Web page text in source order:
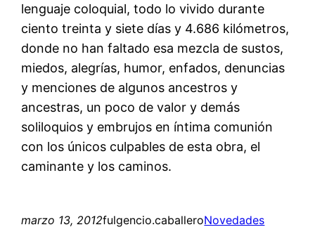
lenguaje coloquial, todo lo vivido durante
ciento treinta y siete días y 4.686 kilómetros,
donde no han faltado esa mezcla de sustos,
miedos, alegrías, humor, enfados, denuncias
y menciones de algunos ancestros y
ancestras, un poco de valor y demás
soliloquios y embrujos en íntima comunión
con los únicos culpables de esta obra, el
caminante y los caminos.
marzo 13, 2012fulgencio.caballeroNovedades